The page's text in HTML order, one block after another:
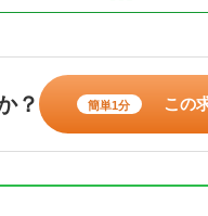
？ 簡単1分 この